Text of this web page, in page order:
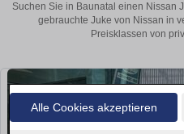
Alle Cookies akzeptieren
Suchen Sie in Baunatal einen Nissan
gebrauchte Juke von Nissan in
Preisklassen von